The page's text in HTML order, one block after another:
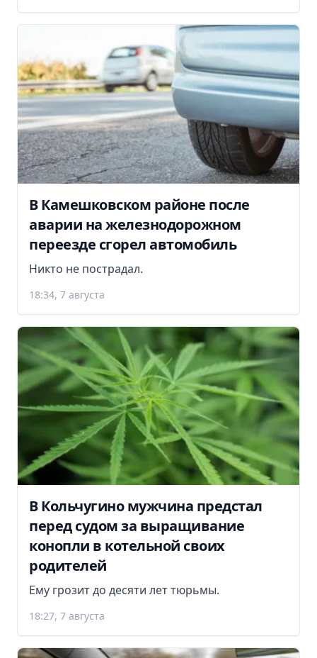
В Камешковском районе после
аварии на железнодорожном
переезде сгорел автомобиль
Никто не пострадал.
18:34, 7 августа
В Кольчугино мужчина предстал
перед судом за выращивание
конопли в котельной своих
родителей
Ему грозит до десяти лет тюрьмы.
18:27, 7 августа